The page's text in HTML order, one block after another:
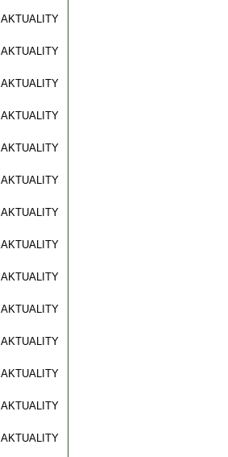
AKTUALITY
AKTUALITY
AKTUALITY
AKTUALITY
AKTUALITY
AKTUALITY
AKTUALITY
AKTUALITY
AKTUALITY
AKTUALITY
AKTUALITY
AKTUALITY
AKTUALITY
AKTUALITY